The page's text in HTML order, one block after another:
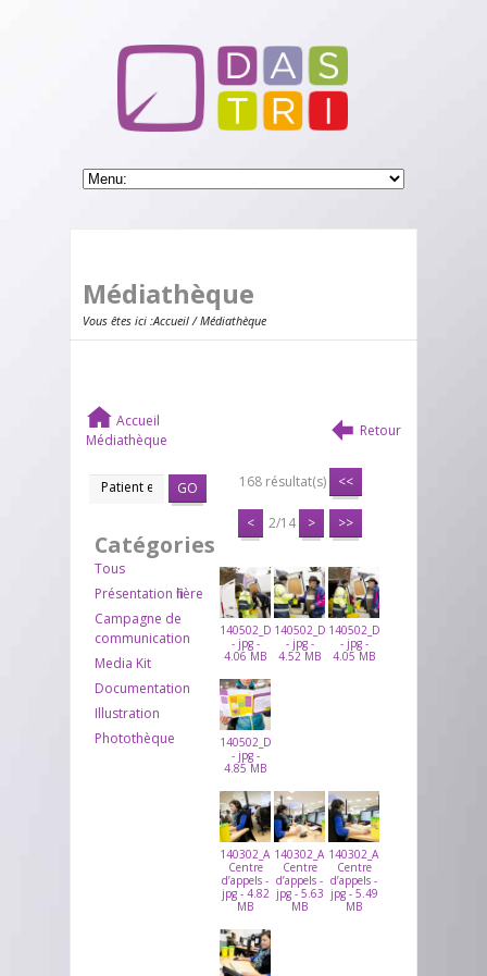
Médiathèque
Vous êtes ici :Accueil/ Médiathèque
Accueil
Médiathèque
Retour
GO
Catégories
Tous
Présentation filière
Campagne de
communication
Media Kit
Documentation
Illustration
Photothèque
168 résultat(s) <<
< 2/14 > >>
140502_DASTRI_TRIVALLEE_20
- jpg -
4.06 MB
140502_DASTRI_TRIVALLEE_22
- jpg -
4.52 MB
140502_DASTRI_TRIVALLEE_23
- jpg -
4.05 MB
140502_DASTRI_TRIVALLEE_29
- jpg -
4.85 MB
140302_ARVATO_CALLCENTER_01DASTRI
Centre
d’appels -
jpg - 4.82
MB
140302_ARVATO_CALLCENTER_02DASTRI
Centre
d’appels -
jpg - 5.63
MB
Centre
d’appels -
jpg - 5.49
MB